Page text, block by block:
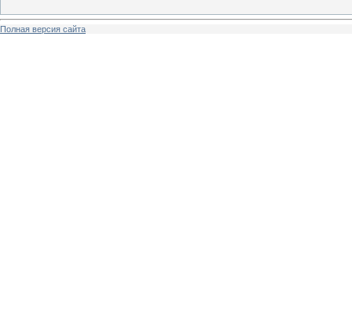
Полная версия сайта